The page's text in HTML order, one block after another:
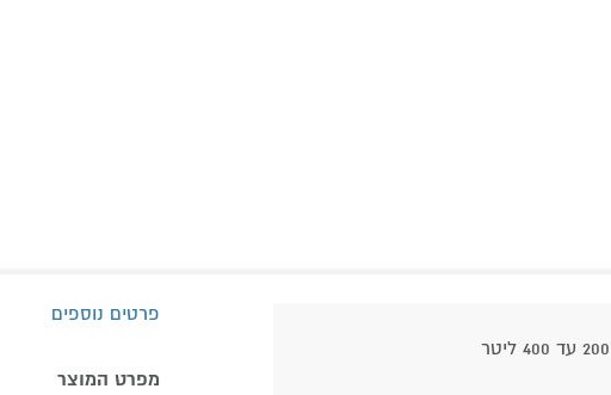
200 עד 400 ליטר
פרטים נוספים
מפרט המוצר